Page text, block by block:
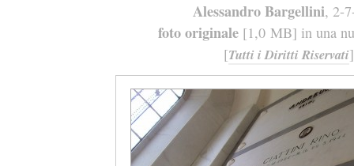
Alessandro Bargellini, 2-
foto originale[1,0 MB] in una
[Tutti i Diritti Riservati]